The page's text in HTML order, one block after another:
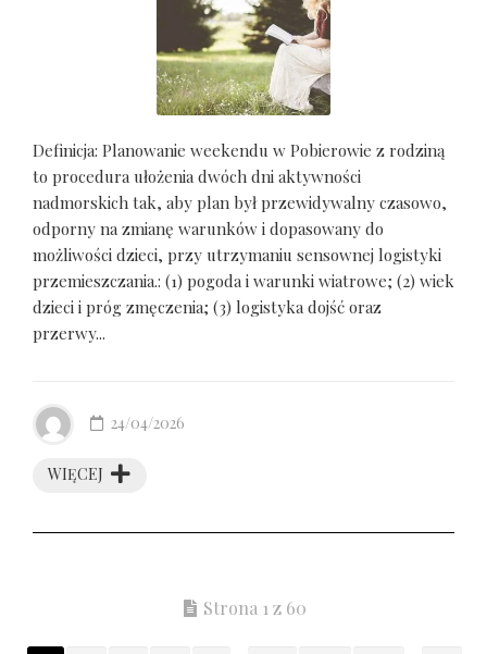
Definicja: Planowanie weekendu w Pobierowie z rodziną
to procedura ułożenia dwóch dni aktywności
nadmorskich tak, aby plan był przewidywalny czasowo,
odporny na zmianę warunków i dopasowany do
możliwości dzieci, przy utrzymaniu sensownej logistyki
przemieszczania.: (1) pogoda i warunki wiatrowe; (2) wiek
dzieci i próg zmęczenia; (3) logistyka dojść oraz
przerwy...
WIĘCEJ
24/04/2026
Strona 1 z 60